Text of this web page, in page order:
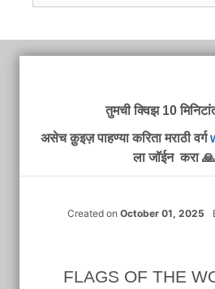
तुमची क्विझ 10
असेच क़ुइज़ पाहण्या करिता मराठी वर्ग
ला जॉईन करा
Created on October 01, 2025
FLAGS OF THE